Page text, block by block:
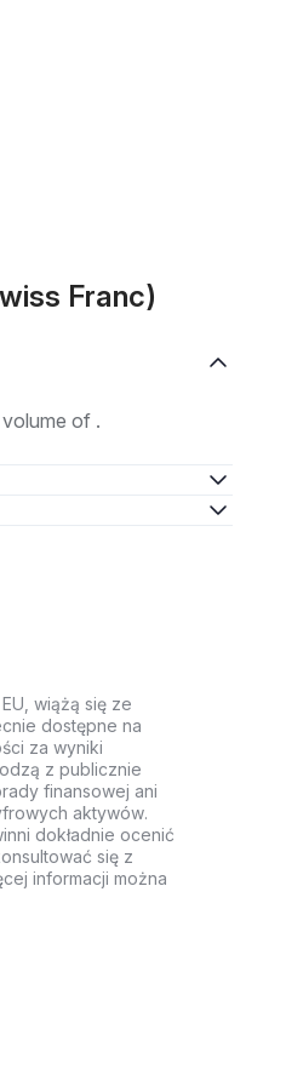
Franc)
of .
wiążą się ze
dostępne na
za wyniki
z publicznie
finansowej ani
aktywów.
dokładnie ocenić
się z
informacji można